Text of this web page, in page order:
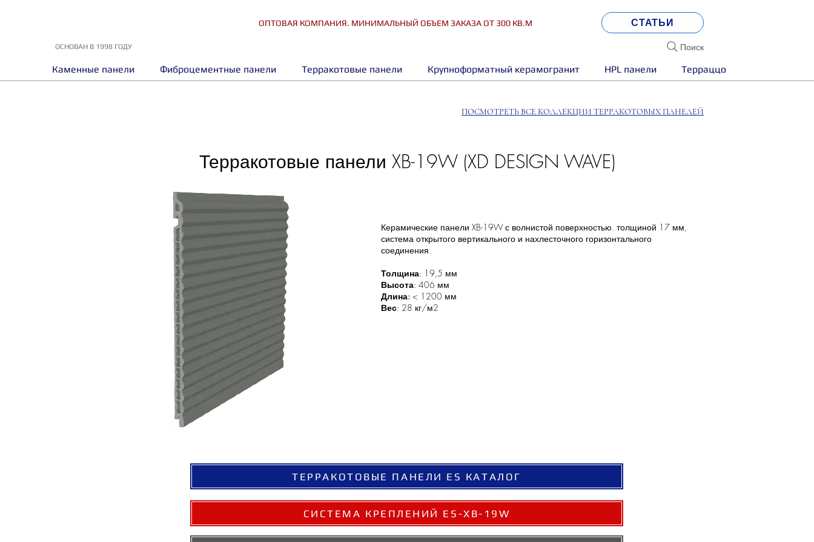
ОСНОВАН В 1998 ГОДУ
ОПТОВАЯ КОМПАНИЯ. МИНИМАЛЬНЫЙ ОБЪЕМ ЗАКАЗА ОТ 300 КВ.М СТАТЬИ
Поиск
Каменные панели
Фиброцементные панели Терракотовые панели Крупноформатный керамогранит HPL панели Терраццо
ПОСМОТРЕТЬ ВСЕ КОЛЛЕКЦИИ ТЕРРАКОТОВЫХ ПАНЕЛЕЙ
Терракотовые панели XB-19W (XD DESIGN WAVE)
Керамические панели XB-19W с волнистой поверхностью. толщиной 17 мм,
система открытого вертикального и нахлесточного горизонтального
соединения.
Толщина: 19,5 мм
Высота: 406 мм
Длина: < 1200 мм
Вес: 28 кг/м2
ТЕРРАКОТОВЫЕ ПАНЕЛИ ES КАТАЛОГ
СИСТЕМА КРЕПЛЕНИЙ ES-XB-19W